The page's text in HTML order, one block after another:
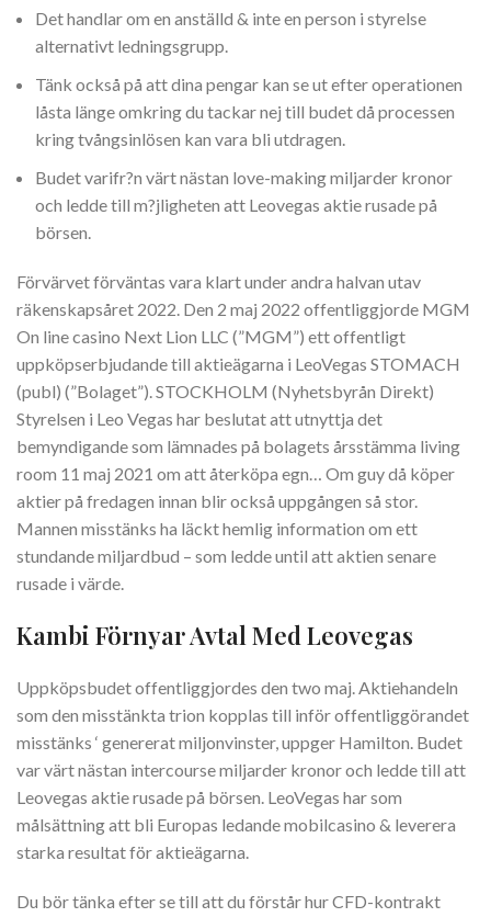
Det handlar om en anställd & inte en person i styrelse
alternativt ledningsgrupp.
Tänk också på att dina pengar kan se ut efter operationen
låsta länge omkring du tackar nej till budet då processen
kring tvångsinlösen kan vara bli utdragen.
Budet varifr?n värt nästan love-making miljarder kronor
och ledde till m?jligheten att Leovegas aktie rusade på
börsen.
Förvärvet förväntas vara klart under andra halvan utav
räkenskapsåret 2022. Den 2 maj 2022 offentliggjorde MGM
On line casino Next Lion LLC (”MGM”) ett offentligt
uppköpserbjudande till aktieägarna i LeoVegas STOMACH
(publ) (”Bolaget”). STOCKHOLM (Nyhetsbyrån Direkt)
Styrelsen i Leo Vegas har beslutat att utnyttja det
bemyndigande som lämnades på bolagets årsstämma living
room 11 maj 2021 om att återköpa egn… Om guy då köper
aktier på fredagen innan blir också uppgången så stor.
Mannen misstänks ha läckt hemlig information om ett
stundande miljardbud – som ledde until att aktien senare
rusade i värde.
Kambi Förnyar Avtal Med Leovegas
Uppköpsbudet offentliggjordes den two maj. Aktiehandeln
som den misstänkta trion kopplas till inför offentliggörandet
misstänks ‘ genererat miljonvinster, uppger Hamilton. Budet
var värt nästan intercourse miljarder kronor och ledde till att
Leovegas aktie rusade på börsen. LeoVegas har som
målsättning att bli Europas ledande mobilcasino & leverera
starka resultat för aktieägarna.
Du bör tänka efter se till att du förstår hur CFD-kontrakt